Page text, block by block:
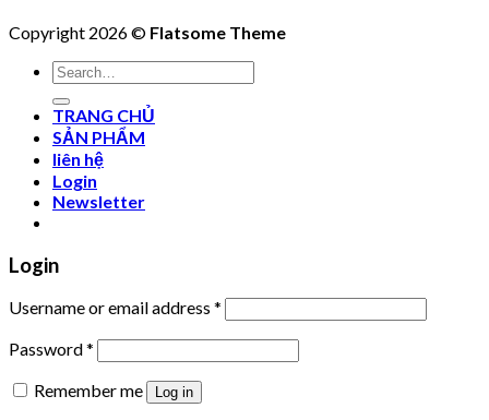
Copyright 2026 © Flatsome Theme
Search
for:
TRANG CHỦ
SẢN PHẨM
liên hệ
Login
Newsletter
Login
Username or email address *
Password*
Remember me
Log in